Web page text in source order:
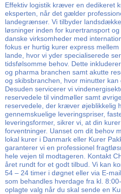
Effektiv logistik kræver en dedikeret
eksperten, når det gælder
landegrænser. Vi tilbyder
løsninger inden for kurertransport
danske virksomheder med
fokus er hurtig kurer express
lande, hvor vi yder specialiserede
tidsfølsomme behov. Dette
og pharma branchen samt akutte
og skibsbranchen, hvor minutter
Desuden servicerer vi
reservedele til vindmøller samt
reservedele, der kræver øjeblikkelig
gennemskuelige leveringspriser,
leveringsformer, sikrer vi, at din
forventninger. Uanset om dit behov
lokal kurer i Danmark eller Kurer
garanterer vi en professionel
hele vejen til modtageren. Kontakt
året rundt for et godt tilbud. Vi kan
54 – 24 timer i døgnet eller via E-
som behandles hverdage fra kl.
oplagte valg når du skal sende en